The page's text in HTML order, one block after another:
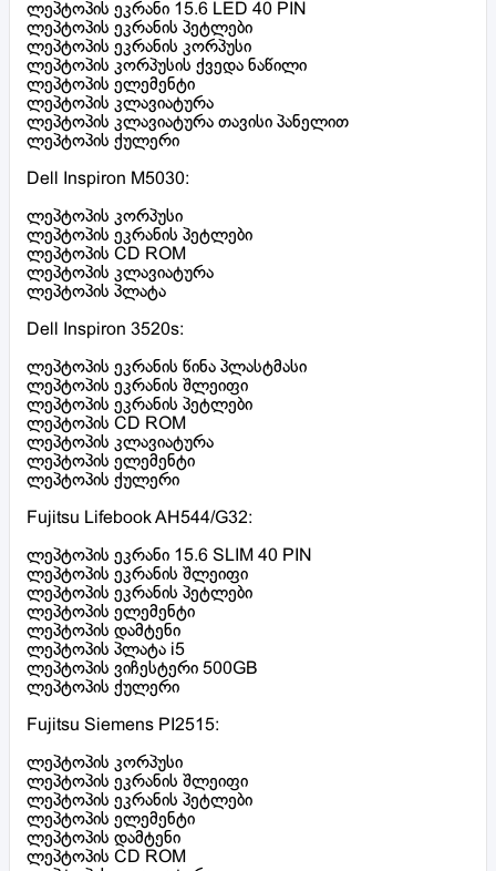
ლეპტოპის ეკრანი 15.6 LED 40 PIN
ლეპტოპის ეკრანის პეტლები
ლეპტოპის ეკრანის კორპუსი
ლეპტოპის კორპუსის ქვედა ნაწილი
ლეპტოპის ელემენტი
ლეპტოპის კლავიატურა
ლეპტოპის კლავიატურა თავისი პანელით
ლეპტოპის ქულერი
Dell Inspiron M5030:
ლეპტოპის კორპუსი
ლეპტოპის ეკრანის პეტლები
ლეპტოპის CD ROM
ლეპტოპის კლავიატურა
ლეპტოპის პლატა
Dell Inspiron 3520s:
ლეპტოპის ეკრანის წინა პლასტმასი
ლეპტოპის ეკრანის შლეიფი
ლეპტოპის ეკრანის პეტლები
ლეპტოპის CD ROM
ლეპტოპის კლავიატურა
ლეპტოპის ელემენტი
ლეპტოპის ქულერი
Fujitsu Lifebook AH544/G32:
ლეპტოპის ეკრანი 15.6 SLIM 40 PIN
ლეპტოპის ეკრანის შლეიფი
ლეპტოპის ეკრანის პეტლები
ლეპტოპის ელემენტი
ლეპტოპის დამტენი
ლეპტოპის პლატა i5
ლეპტოპის ვიჩესტერი 500GB
ლეპტოპის ქულერი
Fujitsu Siemens PI2515:
ლეპტოპის კორპუსი
ლეპტოპის ეკრანის შლეიფი
ლეპტოპის ეკრანის პეტლები
ლეპტოპის ელემენტი
ლეპტოპის დამტენი
ლეპტოპის CD ROM